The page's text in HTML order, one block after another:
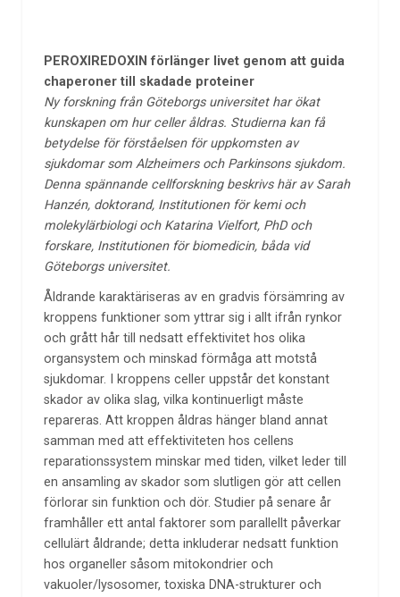
PEROXIREDOXIN förlänger livet genom att guida
chaperoner till skadade proteiner
Ny forskning från Göteborgs universitet har ökat
kunskapen om hur celler åldras. Studierna kan få
betydelse för förståelsen för uppkomsten av
sjukdomar som Alzheimers och Parkinsons sjukdom.
Denna spännande cellforskning beskrivs här av Sarah
Hanzén, doktorand, Institutionen för kemi och
molekylärbiologi och Katarina Vielfort, PhD och
forskare, Institutionen för biomedicin, båda vid
Göteborgs universitet.
Åldrande karaktäriseras av en gradvis försämring av
kroppens funktioner som yttrar sig i allt ifrån rynkor
och grått hår till nedsatt effektivitet hos olika
organsystem och minskad förmåga att motstå
sjukdomar. I kroppens celler uppstår det konstant
skador av olika slag, vilka kontinuerligt måste
repareras. Att kroppen åldras hänger bland annat
samman med att effektiviteten hos cellens
reparationssystem minskar med tiden, vilket leder till
en ansamling av skador som slutligen gör att cellen
förlorar sin funktion och dör. Studier på senare år
framhåller ett antal faktorer som parallellt påverkar
cellulärt åldrande; detta inkluderar nedsatt funktion
hos organeller såsom mitokondrier och
vakuoler/lysosomer, toxiska DNA-strukturer och